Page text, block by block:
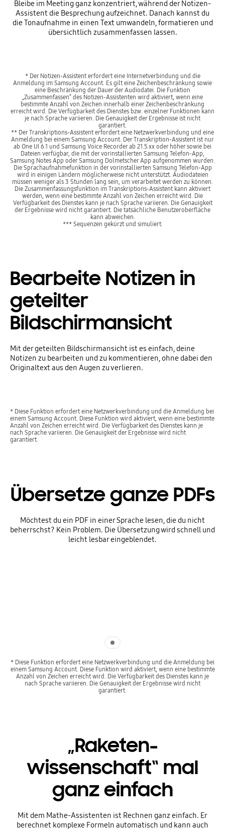
Bleibe im Meeting ganz konzentriert, während der Notizen-
Assistent die Besprechung aufzeichnet. Danach kannst du
die Tonaufnahme in einen Text umwandeln, formatieren und
übersichtlich zusammenfassen lassen.
* Der Notizen-Assistent erfordert eine Internetverbindung und die
Anmeldung im Samsung Account. Es gilt eine Zeichenbeschränkung sowie
eine Beschränkung der Dauer der Audiodatei. Die Funktion
„Zusammenfassen“ des Notizen-Assistenten wird aktiviert, wenn eine
bestimmte Anzahl von Zeichen innerhalb einer Zeichenbeschränkung
erreicht wird. Die Verfügbarkeit des Dienstes bzw. einzelner Funktionen kann
je nach Sprache variieren. Die Genauigkeit der Ergebnisse ist nicht
garantiert.
** Der Transkriptions-Assistent erfordert eine Netzwerkverbindung und eine
Anmeldung bei einem Samsung Account. Der Transkription-Assistent ist nur
ab One UI 6.1 und Samsung Voice Recorder ab 21.5.xx oder höher sowie bei
Dateien verfügbar, die mit der vorinstallierten Samsung Telefon-App,
Samsung Notes App oder Samsung Dolmetscher App aufgenommen wurden.
Die Sprachaufnahmefunktion in der vorinstallierten Samsung Telefon-App
wird in einigen Ländern möglicherweise nicht unterstützt. Audiodateien
müssen weniger als 3 Stunden lang sein, um verarbeitet werden zu können.
Die Zusammenfassungsfunktion im Transkriptions-Assistent kann aktiviert
werden, wenn eine bestimmte Anzahl von Zeichen erreicht wird. Die
Verfügbarkeit des Dienstes kann je nach Sprache variieren. Die Genauigkeit
der Ergebnisse wird nicht garantiert. Die tatsächliche Benutzeroberfläche
kann abweichen.
*** Sequenzen gekürzt und simuliert.
Bearbeite Notizen in
geteilter
Bildschirmansicht
Mit der geteilten Bildschirmansicht ist es einfach, deine
Notizen zu bearbeiten und zu kommentieren, ohne dabei den
Originaltext aus den Augen zu verlieren.
* Diese Funktion erfordert eine Netzwerkverbindung und die Anmeldung bei
einem Samsung Account. Diese Funktion wird aktiviert, wenn eine bestimmte
Anzahl von Zeichen erreicht wird. Die Verfügbarkeit des Dienstes kann je
nach Sprache variieren. Die Genauigkeit der Ergebnisse wird nicht
garantiert.
Übersetze ganze PDFs
Möchtest du ein PDF in einer Sprache lesen, die du nicht
beherrschst? Kein Problem. Die Übersetzung wird schnell und
leicht lesbar eingeblendet.
* Diese Funktion erfordert eine Netzwerkverbindung und die Anmeldung bei
einem Samsung Account. Diese Funktion wird aktiviert, wenn eine bestimmte
Anzahl von Zeichen erreicht wird. Die Verfügbarkeit des Dienstes kann je
nach Sprache variieren. Die Genauigkeit der Ergebnisse wird nicht
garantiert.
„Raketen-
wissenschaft“ mal
ganz einfach
Mit dem Mathe-Assistenten ist Rechnen ganz einfach. Er
berechnet komplexe Formeln automatisch und kann auch